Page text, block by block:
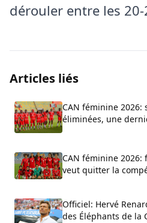
dérouler entre les
Articles liés
CAN féminine 2026:
éliminées, une
CAN féminine 2026:
veut quitter la
Officiel: Hervé
des Éléphants de la